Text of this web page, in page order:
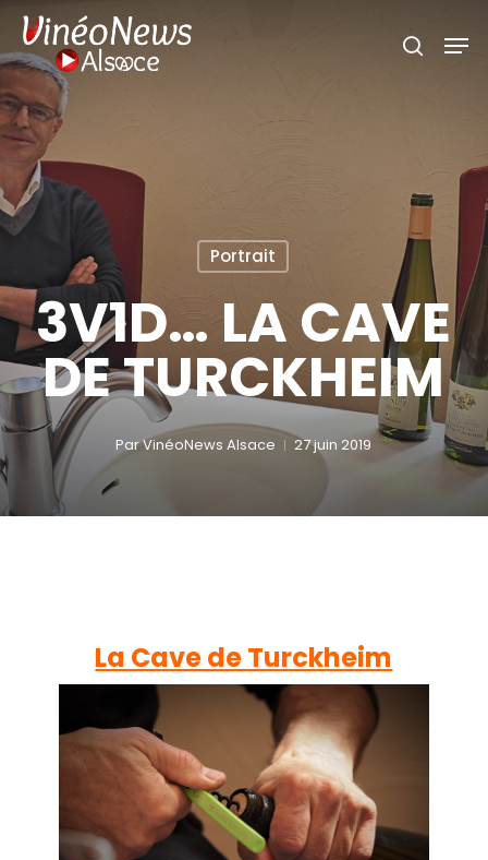
Skip
to
main
content
search
Portrait
3V1D… LA CAVE
DE TURCKHEIM
ParVinéoNews Alsace 27 juin 2019
La Cave de Turckheim